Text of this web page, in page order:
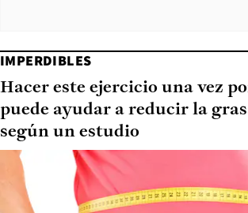
IMPERDIBLES
Hacer este ejercicio una vez
puede ayudar a reducir la
según un estudio